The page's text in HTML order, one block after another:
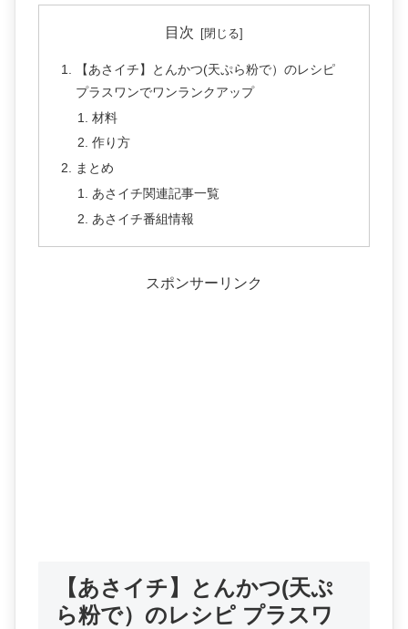
目次
【あさイチ】とんかつ(天ぷら粉で）のレシピ
プラスワンでワンランクアップ
材料
作り方
まとめ
あさイチ関連記事一覧
あさイチ番組情報
スポンサーリンク
【あさイチ】とんかつ(天ぷ
ら粉で）のレシピ プラスワ